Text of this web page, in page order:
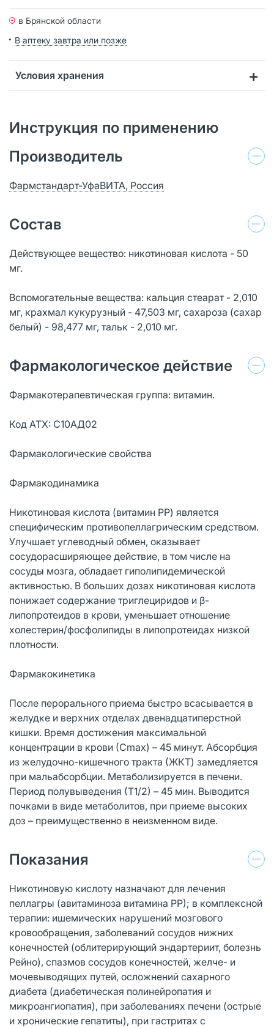
в Брянской области
В аптеку завтра или позже
Условия хранения
Инструкция по применению
Производитель
Фармстандарт-УфаВИТА, Россия
Состав
Действующее вещество: никотиновая кислота - 50
мг.
Вспомогательные вещества: кальция стеарат - 2,010
мг, крахмал кукурузный - 47,503 мг, сахароза (сахар
белый) - 98,477 мг, тальк - 2,010 мг.
Фармакологическое действие
Фармакотерапевтическая группа: витамин.
Код АТХ: С10АД02
Фармакологические свойства
Фармакодинамика
Никотиновая кислота (витамин РР) является
специфическим противопеллагрическим средством.
Улучшает углеводный обмен, оказывает
сосудорасширяющее действие, в том числе на
сосуды мозга, обладает гиполипидемической
активностью. В больших дозах никотиновая кислота
понижает содержание триглециридов и β-
липопротеидов в крови, уменьшает отношение
холестерин/фосфолипиды в липопротеидах низкой
плотности.
Фармакокинетика
После перорального приема быстро всасывается в
желудке и верхних отделах двенадцатиперстной
кишки. Время достижения максимальной
концентрации в крови (Сmax) – 45 минут. Абсорбция
из желудочно-кишечного тракта (ЖКТ) замедляется
при мальабсорбции. Метаболизируется в печени.
Период полувыведения (Т1/2) – 45 мин. Выводится
почками в виде метаболитов, при приеме высоких
доз – преимущественно в неизменном виде.
Показания
Никотиновую кислоту назначают для лечения
пеллагры (авитаминоза витамина РР); в комплексной
терапии: ишемических нарушений мозгового
кровообращения, заболеваний сосудов нижних
конечностей (облитерирующий эндартериит, болезнь
Рейно), спазмов сосудов конечностей, желче- и
мочевыводящих путей, осложнений сахарного
диабета (диабетическая полинейропатия и
микроангиопатия), при заболеваниях печени (острые
и хронические гепатиты), при гастритах с